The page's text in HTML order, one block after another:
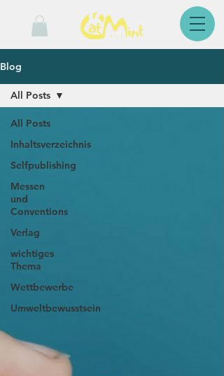
Blog
All Posts
Inhaltsverzeichnis
Selfpublishing
Messen
und
Conventions
Verlag
wichtiges
Thema
Wettbewerbe
Umweltbewusstsein
All Posts